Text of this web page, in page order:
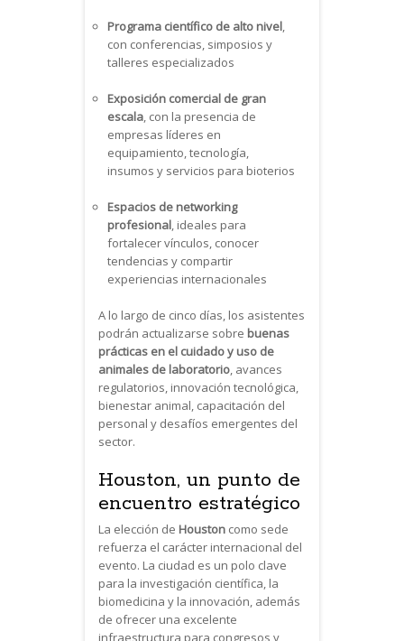
Programa científico de alto nivel,
con conferencias, simposios y
talleres especializados
Exposición comercial de gran
escala, con la presencia de
empresas líderes en
equipamiento, tecnología,
insumos y servicios para bioterios
Espacios de networking
profesional, ideales para
fortalecer vínculos, conocer
tendencias y compartir
experiencias internacionales
A lo largo de cinco días, los asistentes
podrán actualizarse sobre buenas
prácticas en el cuidado y uso de
animales de laboratorio, avances
regulatorios, innovación tecnológica,
bienestar animal, capacitación del
personal y desafíos emergentes del
sector.
Houston, un punto de
encuentro estratégico
La elección de Houston como sede
refuerza el carácter internacional del
evento. La ciudad es un polo clave
para la investigación científica, la
biomedicina y la innovación, además
de ofrecer una excelente
infraestructura para congresos y